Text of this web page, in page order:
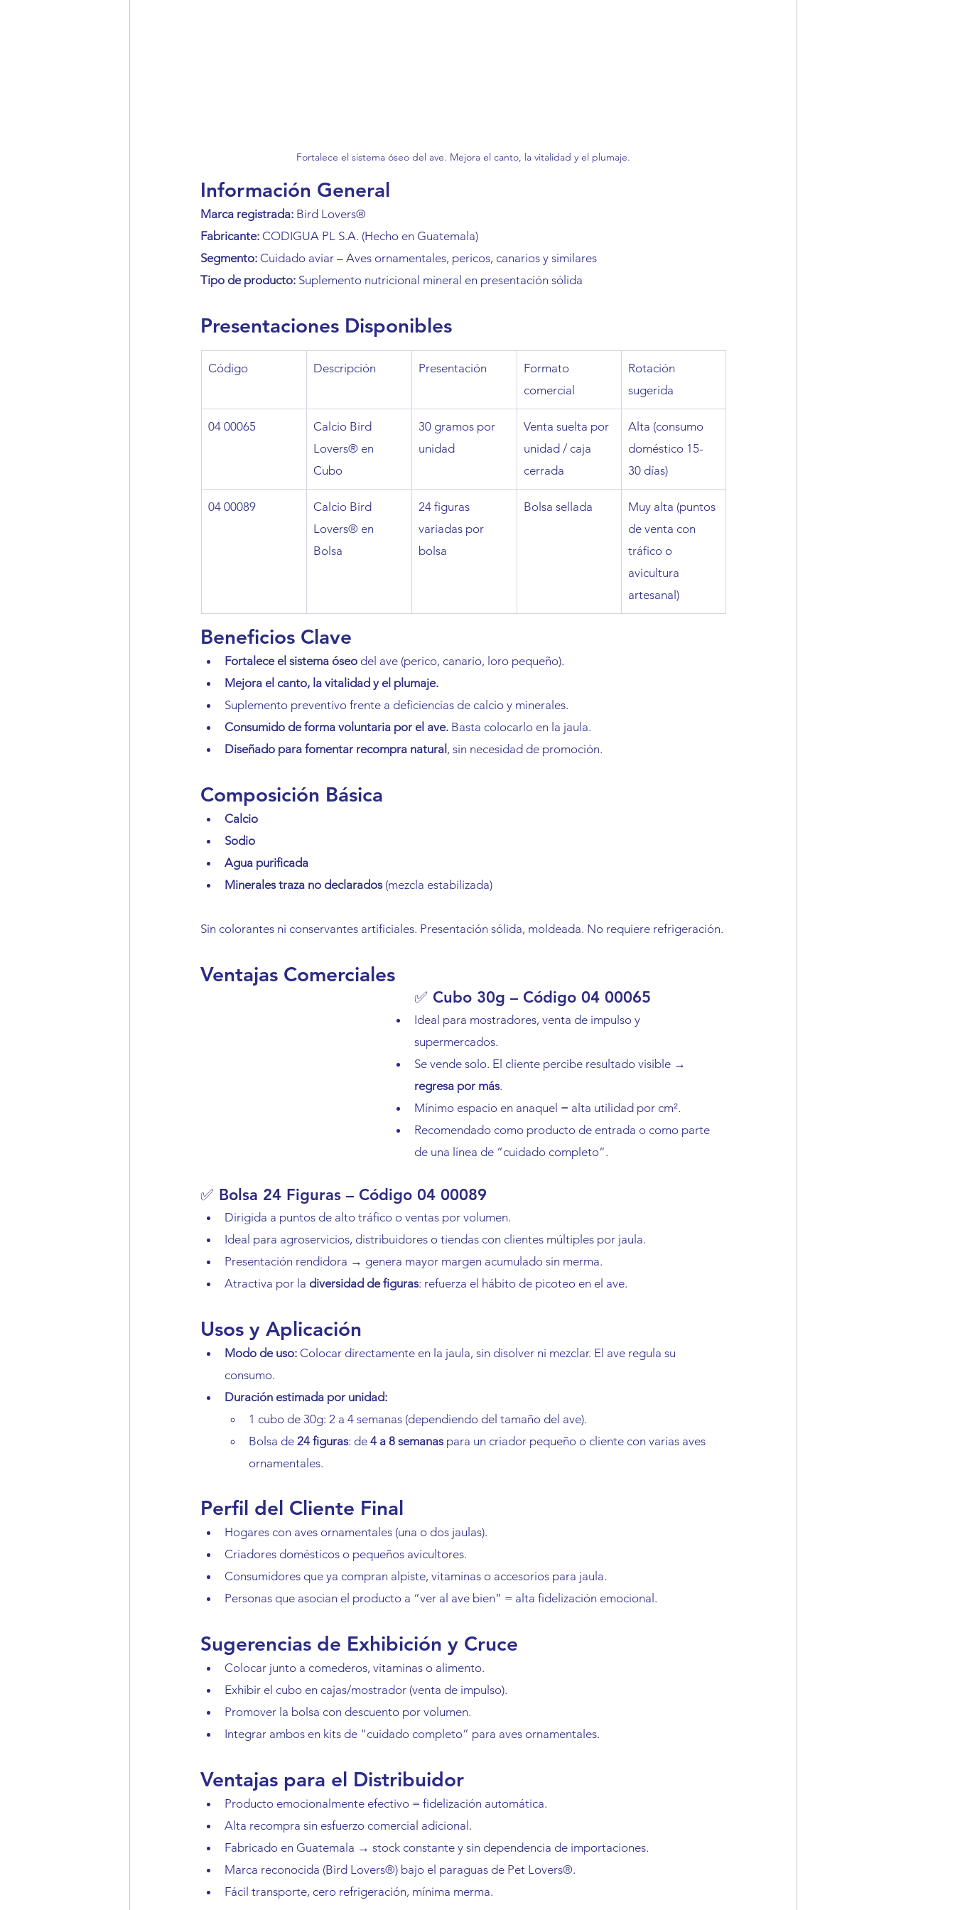
Fortalece el sistema óseo del ave. Mejora el canto, la vitalidad y el plumaje.
Información General
Marca registrada: Bird Lovers®
Fabricante: CODIGUA PL S.A. (Hecho en Guatemala)
Segmento: Cuidado aviar – Aves ornamentales, pericos, canarios y similares
Tipo de producto: Suplemento nutricional mineral en presentación sólida
Presentaciones Disponibles
Código Descripción Presentación
Formato
comercial
Rotación
sugerida
04 00065
Calcio Bird
Lovers® en
Cubo
30 gramos por
unidad
Venta suelta por
unidad / caja
cerrada
Alta (consumo
doméstico 15-
30 días)
04 00089
Calcio Bird
Lovers® en
Bolsa
24 figuras
variadas por
bolsa
Bolsa sellada
Muy alta (puntos
de venta con
tráfico o
avicultura
artesanal)
Beneficios Clave
Fortalece el sistema óseo del ave (perico, canario, loro pequeño).
Mejora el canto, la vitalidad y el plumaje.
Suplemento preventivo frente a deficiencias de calcio y minerales.
Consumido de forma voluntaria por el ave. Basta colocarlo en la jaula.
Diseñado para fomentar recompra natural , sin necesidad de promoción.
Composición Básica
Calcio
Sodio
Agua purificada
Minerales traza no declarados (mezcla estabilizada)
Sin colorantes ni conservantes artificiales. Presentación sólida, moldeada. No requiere refrigeración.
Ventajas Comerciales
✅ Cubo 30g – Código 04 00065
Ideal para mostradores, venta de impulso y
supermercados.
Se vende solo. El cliente percibe resultado visible →
regresa por más.
Mínimo espacio en anaquel = alta utilidad por cm².
Recomendado como producto de entrada o como parte
de una línea de “cuidado completo”.
✅ Bolsa 24 Figuras – Código 04 00089
Dirigida a puntos de alto tráfico o ventas por volumen.
Ideal para agroservicios, distribuidores o tiendas con clientes múltiples por jaula.
Presentación rendidora → genera mayor margen acumulado sin merma.
Atractiva por la diversidad de figuras: refuerza el hábito de picoteo en el ave.
Usos y Aplicación
Modo de uso: Colocar directamente en la jaula, sin disolver ni mezclar. El ave regula su
consumo.
Duración estimada por unidad:
1 cubo de 30g: 2 a 4 semanas (dependiendo del tamaño del ave).
Bolsa de 24 figuras: de 4 a 8 semanas para un criador pequeño o cliente con varias aves
ornamentales.
Perfil del Cliente Final
Hogares con aves ornamentales (una o dos jaulas).
Criadores domésticos o pequeños avicultores.
Consumidores que ya compran alpiste, vitaminas o accesorios para jaula.
Personas que asocian el producto a “ver al ave bien” = alta fidelización emocional.
Sugerencias de Exhibición y Cruce
Colocar junto a comederos, vitaminas o alimento.
Exhibir el cubo en cajas/mostrador (venta de impulso).
Promover la bolsa con descuento por volumen.
Integrar ambos en kits de “cuidado completo” para aves ornamentales.
Ventajas para el Distribuidor
Producto emocionalmente efectivo = fidelización automática.
Alta recompra sin esfuerzo comercial adicional.
Fabricado en Guatemala → stock constante y sin dependencia de importaciones.
Marca reconocida (Bird Lovers®) bajo el paraguas de Pet Lovers®.
Fácil transporte, cero refrigeración, mínima merma.